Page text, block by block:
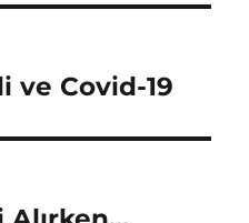
ve Covid-19